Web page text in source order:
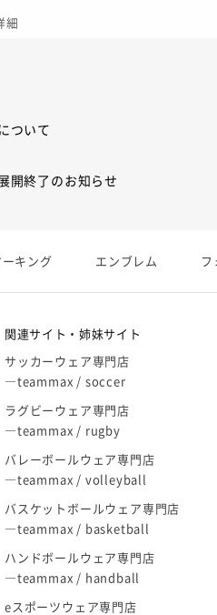
細
ついて
開終了のお知らせ
ーキング エンブレム フ
関連サイト・姉妹サイト
サッカーウェア専門店
―teammax / soccer
ラグビーウェア専門店
―teammax / rugby
バレーボールウェア専門店
―teammax / volleyball
バスケットボールウェア専門店
―teammax / basketball
ハンドボールウェア専門店
―teammax / handball
eスポーツウェア専門店